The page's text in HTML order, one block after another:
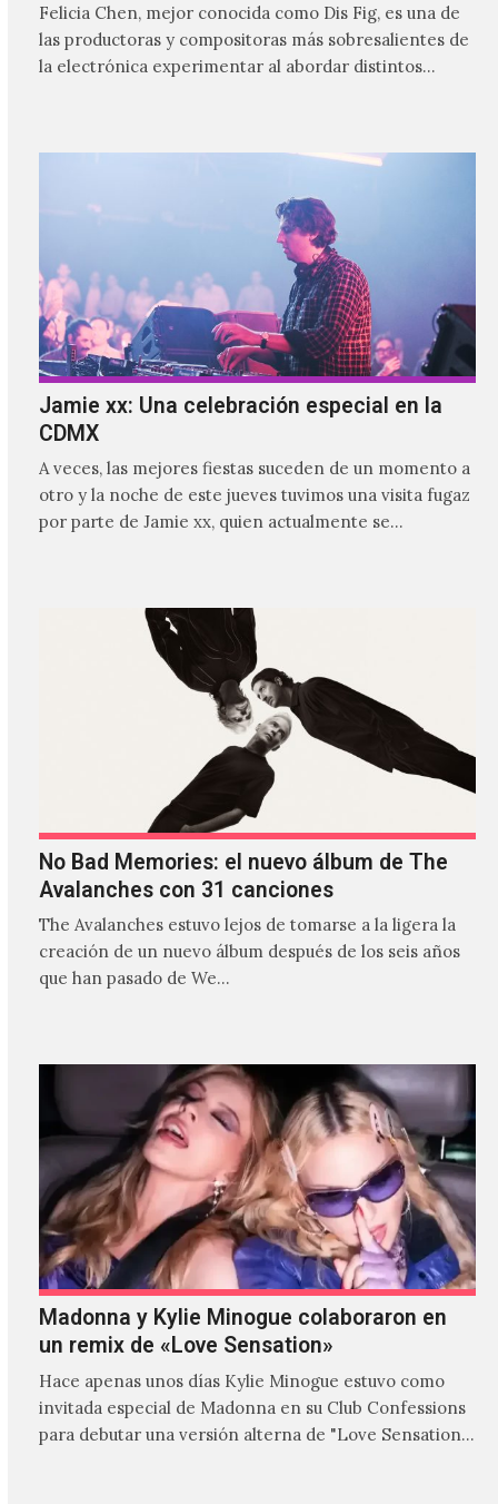
Felicia Chen, mejor conocida como Dis Fig, es una de
las productoras y compositoras más sobresalientes de
la electrónica experimentar al abordar distintos
Jamie xx: Una celebración especial en la
CDMX
A veces, las mejores fiestas suceden de un momento a
otro y la noche de este jueves tuvimos una visita fugaz
por parte de Jamie xx, quien actualmente se
No Bad Memories: el nuevo álbum de The
Avalanches con 31 canciones
The Avalanches estuvo lejos de tomarse a la ligera la
creación de un nuevo álbum después de los seis años
que han pasado de We…
Madonna y Kylie Minogue colaboraron en
un remix de «Love Sensation»
Hace apenas unos días Kylie Minogue estuvo como
invitada especial de Madonna en su Club Confessions
para debutar una versión alterna de "Love Sensation",